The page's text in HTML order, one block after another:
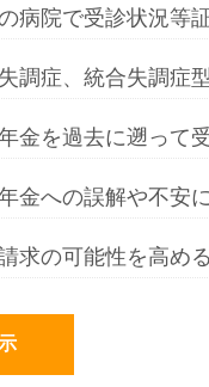
病院で受診状況等
調症、統合失調症
金を過去に遡って
金への誤解や不安
求の可能性を高め